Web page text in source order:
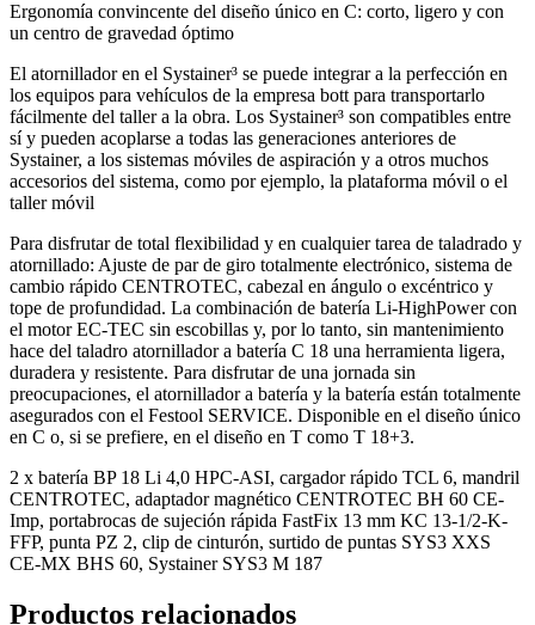
Ergonomía convincente del diseño único en C: corto, ligero y con
un centro de gravedad óptimo
El atornillador en el Systainer³ se puede integrar a la perfección en
los equipos para vehículos de la empresa bott para transportarlo
fácilmente del taller a la obra. Los Systainer³ son compatibles entre
sí y pueden acoplarse a todas las generaciones anteriores de
Systainer, a los sistemas móviles de aspiración y a otros muchos
accesorios del sistema, como por ejemplo, la plataforma móvil o el
taller móvil
Para disfrutar de total flexibilidad y en cualquier tarea de taladrado y
atornillado: Ajuste de par de giro totalmente electrónico, sistema de
cambio rápido CENTROTEC, cabezal en ángulo o excéntrico y
tope de profundidad. La combinación de batería Li-HighPower con
el motor EC-TEC sin escobillas y, por lo tanto, sin mantenimiento
hace del taladro atornillador a batería C 18 una herramienta ligera,
duradera y resistente. Para disfrutar de una jornada sin
preocupaciones, el atornillador a batería y la batería están totalmente
asegurados con el Festool SERVICE. Disponible en el diseño único
en C o, si se prefiere, en el diseño en T como T 18+3.
2 x batería BP 18 Li 4,0 HPC-ASI, cargador rápido TCL 6, mandril
CENTROTEC, adaptador magnético CENTROTEC BH 60 CE-
Imp, portabrocas de sujeción rápida FastFix 13 mm KC 13-1/2-K-
FFP, punta PZ 2, clip de cinturón, surtido de puntas SYS3 XXS
CE-MX BHS 60, Systainer SYS3 M 187
Productos relacionados